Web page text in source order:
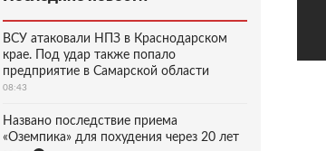
ВСУ атаковали НПЗ в Краснодарском
крае. Под удар также попало
предприятие в Самарской области
08:43
Названо последствие приема
«Оземпика» для похудения через 20 лет